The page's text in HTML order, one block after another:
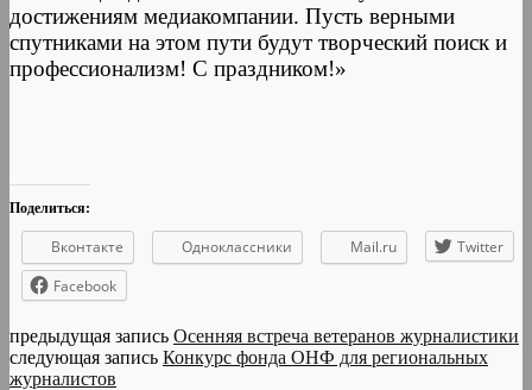
достижениям медиакомпании. Пусть верными
спутниками на этом пути будут творческий поиск и
профессионализм! С праздником!»
Поделиться:
Вконтакте Одноклассники Mail.ru
Twitter
Facebook
предыдущая запись Осенняя встреча ветеранов журналистики
следующая запись Конкурс фонда ОНФ для региональных
журналистов